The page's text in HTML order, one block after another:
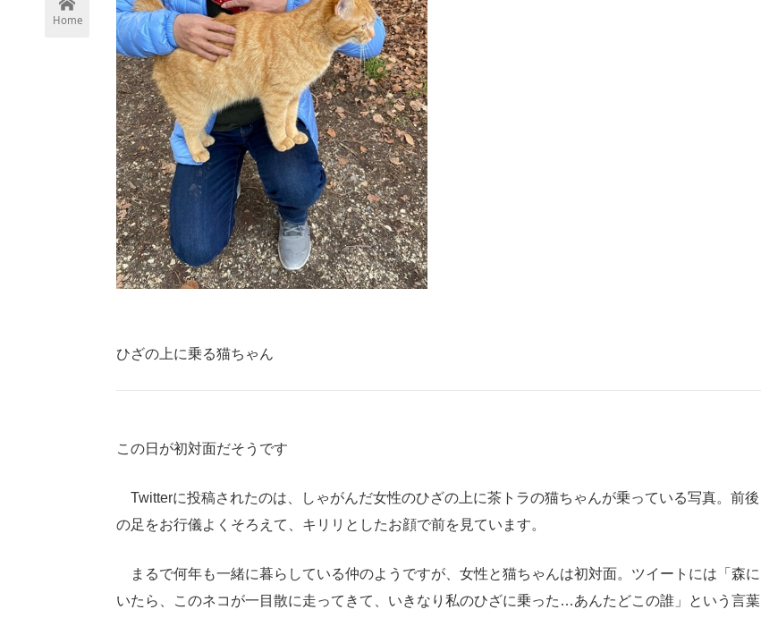
Home
ひざの上に乗る猫ちゃん
この日が初対面だそうです
Twitterに投稿されたのは、しゃがんだ女性のひざの上に茶トラの猫ちゃんが乗っている写真。前後
の足をお行儀よくそろえて、キリリとしたお顔で前を見ています。
まるで何年も一緒に暮らしている仲のようですが、女性と猫ちゃんは初対面。ツイートには「森に
いたら、このネコが一目散に走ってきて、いきなり私のひざに乗った…あんたどこの誰」という言葉